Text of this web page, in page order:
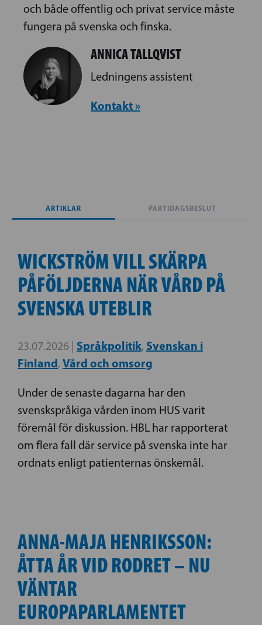
och både offentlig och privat service måste
fungera på svenska och finska.
ANNICA TALLQVIST
Ledningens assistent
Kontakt »
ARTIKLAR PARTIDAGSBESLUT
WICKSTRÖM VILL SKÄRPA
PÅFÖLJDERNA NÄR VÅRD PÅ
SVENSKA UTEBLIR
23.07.2026 | Språkpolitik, Svenskan i
Finland, Vård och omsorg
Under de senaste dagarna har den
svenskspråkiga vården inom HUS varit
föremål för diskussion. HBL har rapporterat
om flera fall där service på svenska inte har
ordnats enligt patienternas önskemål.
ANNA-MAJA HENRIKSSON:
ÅTTA ÅR VID RODRET – NU
VÄNTAR
EUROPAPARLAMENTET